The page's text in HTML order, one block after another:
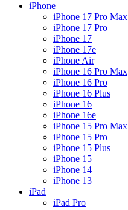
iPhone
iPhone 17 Pro Max
iPhone 17 Pro
iPhone 17
iPhone 17e
iPhone Air
iPhone 16 Pro Max
iPhone 16 Pro
iPhone 16 Plus
iPhone 16
iPhone 16e
iPhone 15 Pro Max
iPhone 15 Pro
iPhone 15 Plus
iPhone 15
iPhone 14
iPhone 13
iPad
iPad Pro